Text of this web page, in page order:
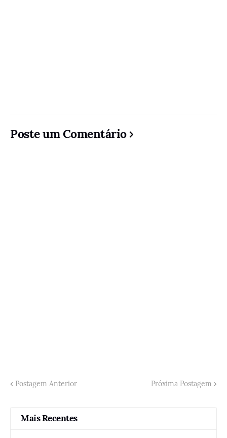
Poste um Comentário
Postagem Anterior Próxima Postagem
Mais Recentes